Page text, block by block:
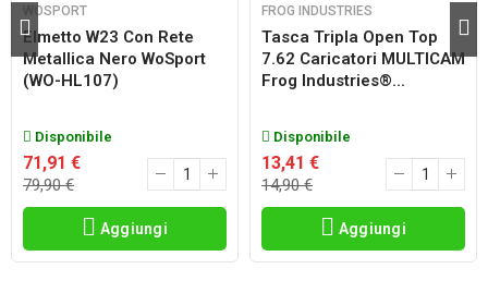
WOSPORT
Elmetto W23 Con Rete
Metallica Nero WoSport
(WO-HL107)
Disponibile
71,91 €
79,90 €
Aggiungi
FROG INDUSTRIES
Tasca Tripla Open Top
7.62 Caricatori MULTICAM
Frog Industries®...
Disponibile
13,41 €
14,90 €
Aggiungi